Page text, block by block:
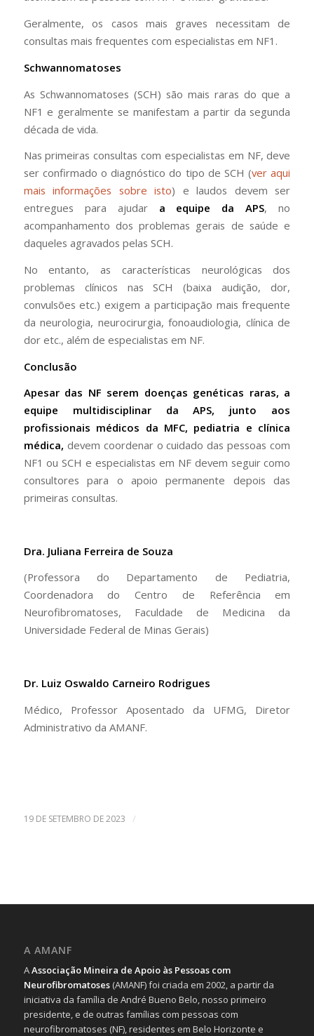
Geralmente, os casos mais graves necessitam de
consultas mais frequentes com especialistas em NF1.
Schwannomatoses
As Schwannomatoses (SCH) são mais raras do que a
NF1 e geralmente se manifestam a partir da segunda
década de vida.
Nas primeiras consultas com especialistas em NF, deve
ser confirmado o diagnóstico do tipo de SCH (ver aqui
mais informações sobre isto) e laudos devem ser
entregues para ajudar a equipe da APS, no
acompanhamento dos problemas gerais de saúde e
daqueles agravados pelas SCH.
No entanto, as características neurológicas dos
problemas clínicos nas SCH (baixa audição, dor,
convulsões etc.) exigem a participação mais frequente
da neurologia, neurocirurgia, fonoaudiologia, clínica de
dor etc., além de especialistas em NF.
Conclusão
Apesar das NF serem doenças genéticas raras, a
equipe multidisciplinar da APS, junto aos
profissionais médicos da MFC, pediatria e clínica
médica, devem coordenar o cuidado das pessoas com
NF1 ou SCH e especialistas em NF devem seguir como
consultores para o apoio permanente depois das
primeiras consultas.
Dra. Juliana Ferreira de Souza
(Professora do Departamento de Pediatria,
Coordenadora do Centro de Referência em
Neurofibromatoses, Faculdade de Medicina da
Universidade Federal de Minas Gerais)
Dr. Luiz Oswaldo Carneiro Rodrigues
Médico, Professor Aposentado da UFMG, Diretor
Administrativo da AMANF.
19 DE SETEMBRO DE 2023 /
A AMANF
AAssociação Mineira de Apoio às Pessoas com
Neurofibromatoses(AMANF) foi criada em 2002, a partir da
iniciativa da família de André Bueno Belo, nosso primeiro
presidente, e de outras famílias com pessoas com
neurofibromatoses (NF), residentes em Belo Horizonte e